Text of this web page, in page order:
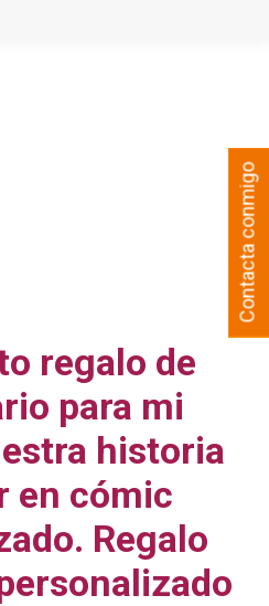
regalo de
para mi
historia
en cómic
Regalo
Contacta conmigo